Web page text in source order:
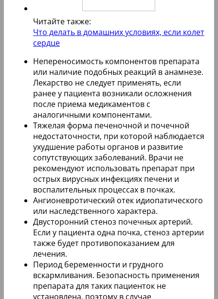
Читайте также:
Что делать в домашних условиях, если колет
сердце
Непереносимость компонентов препарата
или наличие подобных реакций в анамнезе.
Лекарство не следует применять, если
ранее у пациента возникали осложнения
после приема медикаментов с
аналогичными компонентами.
Тяжелая форма печеночной и почечной
недостаточности, при которой наблюдается
ухудшение работы органов и развитие
сопутствующих заболеваний. Врачи не
рекомендуют использовать препарат при
острых вирусных инфекциях печени и
воспалительных процессах в почках.
Ангионевротический отек идиопатического
или наследственного характера.
Двусторонний стеноз почечных артерий.
Если у пациента одна почка, стеноз артерии
также будет противопоказанием для
лечения.
Период беременности и грудного
вскармливания. Безопасность применения
препарата для таких пациенток не
установлена, поэтому в случае